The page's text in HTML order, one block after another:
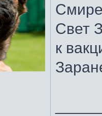
Свет
к